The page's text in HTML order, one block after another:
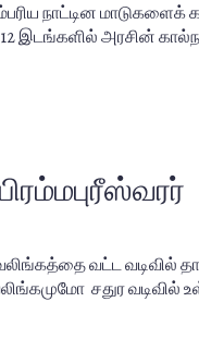
நாட்டின மாடுகளைக்
இடங்களில் அரசின்
வட்ட வடிவில்
சதுர வடிவில்